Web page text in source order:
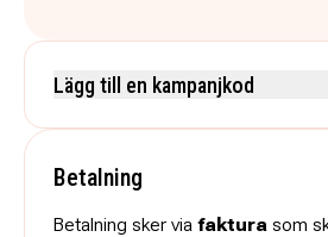
Lägg till en kampanjkod
Betalning
Betalning sker via faktura som